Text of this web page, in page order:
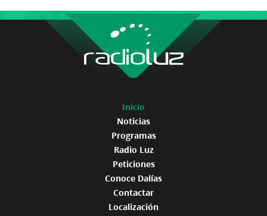
Inicio
Noticias
Programas
Radio Luz
Peticiones
Conoce Dalías
Contactar
Localización